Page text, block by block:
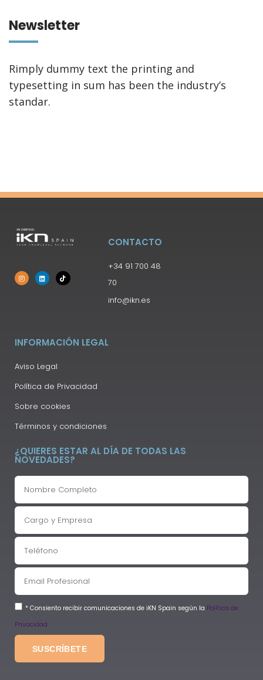
Newsletter
Rimply dummy text the printing and
typesetting in sum has been the industry’s
standar.
CONTACTO
+34 91 700 48
70
info@ikn.es
INFORMACIÓN LEGAL
Aviso Legal
Política de Privacidad
Sobre cookies
Términos y condiciones
¿QUIERES ESTAR AL DÍA DE TODAS LAS
NOVEDADES?
* Consiento recibir comunicaciones de iKN Spain según la Política de
Privacidad
SUSCRÍBETE